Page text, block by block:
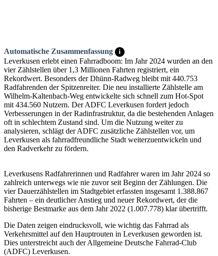
Automatische Zusammenfassung i
Leverkusen erlebt einen Fahrradboom: Im Jahr 2024 wurden an den
vier Zählstellen über 1,3 Millionen Fahrten registriert, ein
Rekordwert. Besonders der Dhünn-Radweg bleibt mit 440.753
Radfahrenden der Spitzenreiter. Die neu installierte Zählstelle am
Wilhelm-Kaltenbach-Weg entwickelte sich schnell zum Hot-Spot
mit 434.560 Nutzern. Der ADFC Leverkusen fordert jedoch
Verbesserungen in der Radinfrastruktur, da die bestehenden Anlagen
oft in schlechtem Zustand sind. Um die Nutzung weiter zu
analysieren, schlägt der ADFC zusätzliche Zählstellen vor, um
Leverkusen als fahrradfreundliche Stadt weiterzuentwickeln und
den Radverkehr zu fördern.
Leverkusens Radfahrerinnen und Radfahrer waren im Jahr 2024 so
zahlreich unterwegs wie nie zuvor seit Beginn der Zählungen. Die
vier Dauerzählstellen im Stadtgebiet erfassten insgesamt 1.388.867
Fahrten – ein deutlicher Anstieg und neuer Rekordwert, der die
bisherige Bestmarke aus dem Jahr 2022 (1.007.778) klar übertrifft.
Die Daten zeigen eindrucksvoll, wie wichtig das Fahrrad als
Verkehrsmittel auf den Hauptrouten in Leverkusen geworden ist.
Dies unterstreicht auch der Allgemeine Deutsche Fahrrad-Club
(ADFC) Leverkusen.